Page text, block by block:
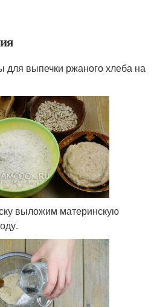
для выпечки ржаного хлеба на
выложим материнскую